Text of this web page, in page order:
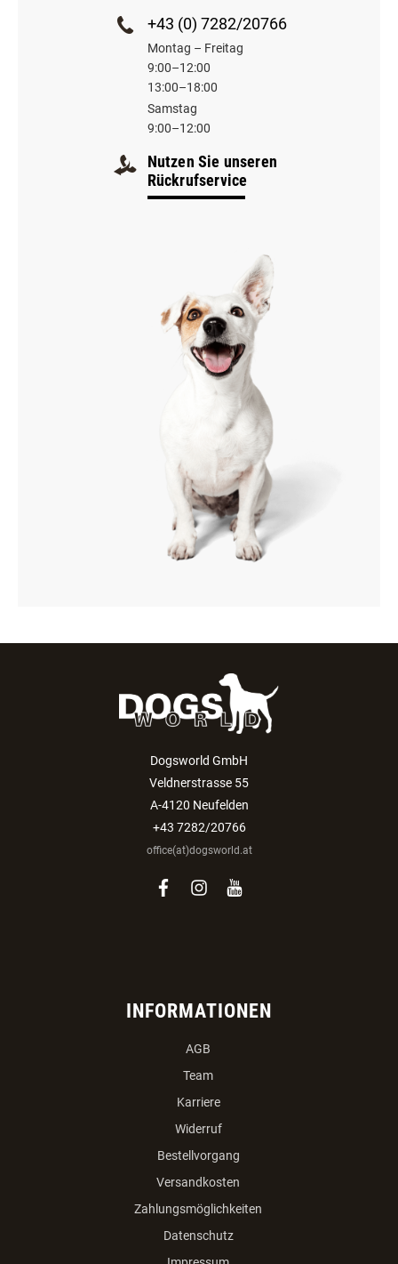
+43 (0) 7282/20766
Montag – Freitag
9:00–12:00
13:00–18:00
Samstag
9:00–12:00
Nutzen Sie unseren
Rückrufservice
Dogsworld GmbH
Veldnerstrasse 55
A-4120 Neufelden
+43 7282/20766
office(at)dogsworld.at
facebook
instagram
youtube
INFORMATIONEN
AGB
Team
Karriere
Widerruf
Bestellvorgang
Versandkosten
Zahlungsmöglichkeiten
Datenschutz